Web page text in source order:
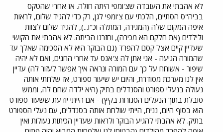
לא אהבתי את העובדה שצ'ומפי היתה חולה. אז אחרי שהטקס
בביה"ס הסתיים, הלכתי עם צ'ומפי לגן, רק כדי להגיד שלום, לראות
איפה המקום שלה (המגירה, המתלה וכ"ו...), להגיד שלום לצוות
ולילדים (את חלקם הא מכירה), וחזרנו הביתה. לא אהבתי את הקושי
שעדיין קיים אצל קסם להפרד (גם הבוקר היא לא הסכימה שאלך עד
שהמורה הגיעה - אני אתן לה צ'אנס עד אחרי החגים, ואם לא יהיה
שיפור - אשוחח על כך עם המורה ונראה איך אפשר לעזור לה) עדיין
אין לנו מערכת מסודרת, והיום יש שיעור ספורט, אז שלחתי אותה
נעולה בנעלי ספורט והסנדלים בתיק (היא ילדה שחם לה, וממש
סובלת בתוך הנעלים הסגורות בקיץ) - אם הייתי יודעת ששעור ספורט
הוא בסוף היום, נניח, הייתי שולחת אותה בסנדלים, עם נעלי הספורט
בתיק. לא אהבתי להגיע הבוקר ולראות שעדיין הכיתות נעולות ואין